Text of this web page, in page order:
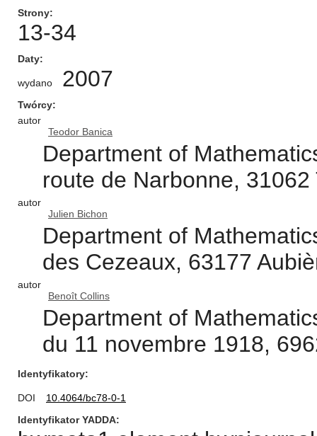
Strony
13-34
Daty
wydano 2007
Twórcy
autor
Teodor Banica
Department of
route de Narbonne,
autor
Julien Bichon
Department of
des Cezeaux, 63177
autor
Benoît Collins
Department of
du 11 novembre 1918,
Identyfikatory
DOI
10.4064/bc78-0-1
Identyfikator YADDA